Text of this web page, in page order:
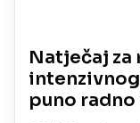
Natječaj
puno